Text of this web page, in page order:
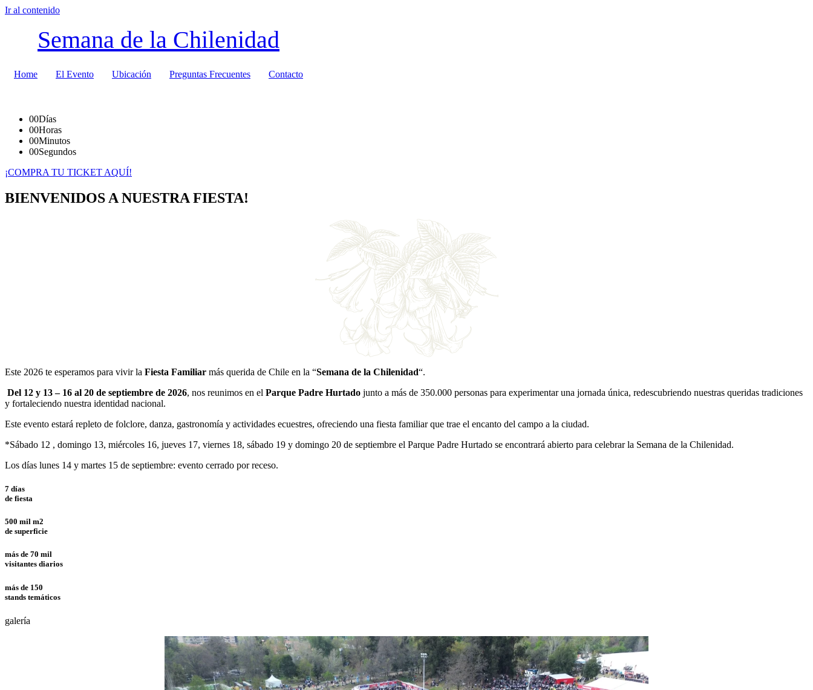
Ir al contenido
Semana de la Chilenidad
Home El Evento Ubicación Preguntas Frecuentes Contacto
00Días
00Horas
00Minutos
00Segundos
¡COMPRA TU TICKET AQUÍ!
BIENVENIDOS A NUESTRA FIESTA!
Este 2026 te esperamos para vivir la Fiesta Familiar más querida de Chile en la “Semana de la Chilenidad“.
Del 12 y 13 – 16 al 20 de septiembre de 2026, nos reunimos en el Parque Padre Hurtado junto a más de 350.000 personas para experimentar una jornada única, redescubriendo nuestras queridas tradiciones
y fortaleciendo nuestra identidad nacional.
Este evento estará repleto de folclore, danza, gastronomía y actividades ecuestres, ofreciendo una fiesta familiar que trae el encanto del campo a la ciudad.
*Sábado 12 , domingo 13, miércoles 16, jueves 17, viernes 18, sábado 19 y domingo 20 de septiembre el Parque Padre Hurtado se encontrará abierto para celebrar la Semana de la Chilenidad.
Los días lunes 14 y martes 15 de septiembre: evento cerrado por receso.
7 días
de fiesta
500 mil m2
de superficie
más de 70 mil
visitantes diarios
más de 150
stands temáticos
galería